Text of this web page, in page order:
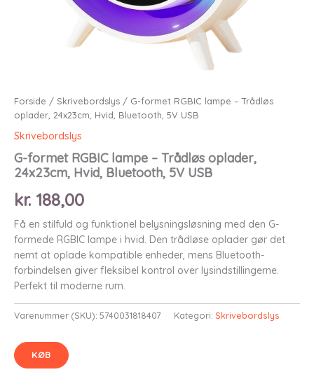
Forside / Skrivebordslys / G-formet RGBIC lampe – Trådløs
oplader, 24x23cm, Hvid, Bluetooth, 5V USB
Skrivebordslys
G-formet RGBIC lampe – Trådløs oplader,
24x23cm, Hvid, Bluetooth, 5V USB
kr. 188,00
Få en stilfuld og funktionel belysningsløsning med den G-
formede RGBIC lampe i hvid. Den trådløse oplader gør det
nemt at oplade kompatible enheder, mens Bluetooth-
forbindelsen giver fleksibel kontrol over lysindstillingerne.
Perfekt til moderne rum.
Varenummer (SKU): 5740031818407 Kategori: Skrivebordslys
KØB